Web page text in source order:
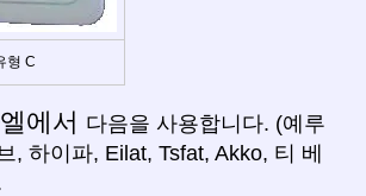
형 C
에서 다음을 사용합니다. (예루
, 하이파, Eilat, Tsfat, Akko, 티 베